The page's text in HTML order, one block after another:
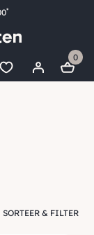
*
0
SORTEER & FILTER